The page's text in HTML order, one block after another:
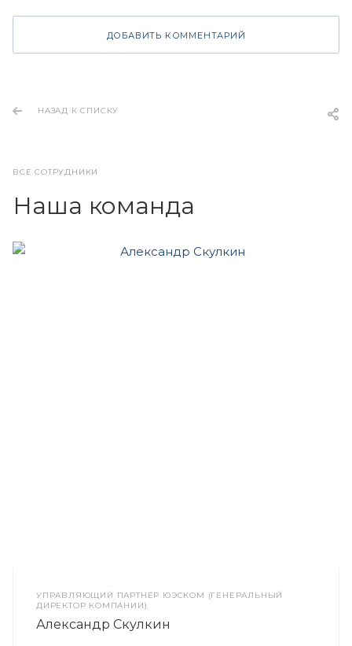
ДОБАВИТЬ КОММЕНТАРИЙ
НАЗАД К СПИСКУ
ВСЕ СОТРУДНИКИ
Наша команда
УПРАВЛЯЮЩИЙ ПАРТНЁР ЮЭСКОМ (ГЕНЕРАЛЬНЫЙ
ДИРЕКТОР КОМПАНИИ)
Александр Скулкин